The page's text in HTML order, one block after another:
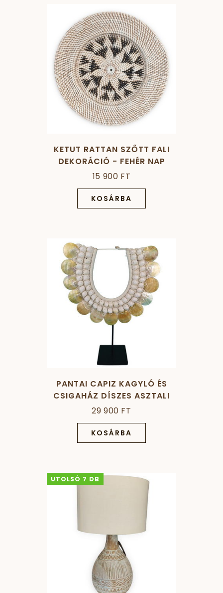
KETUT RATTAN SZŐTT FALI
DEKORÁCIÓ - FEHÉR NAP
15 900 FT
KOSÁRBA
PANTAI CAPIZ KAGYLÓ ÉS
CSIGAHÁZ DÍSZES ASZTALI
DEKORÁCIÓ
29 900 FT
KOSÁRBA
UTOLSÓ 7 DB